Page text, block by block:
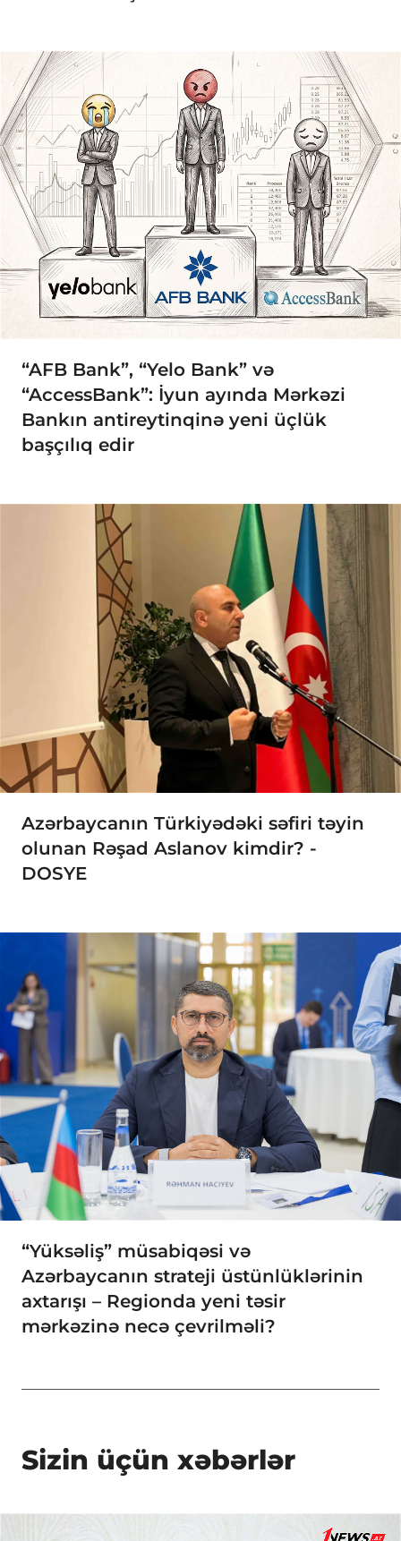
“AFB Bank”, “Yelo Bank” və
“AccessBank”: İyun ayında Mərkəzi
Bankın antireytinqinə yeni üçlük
başçılıq edir
Azərbaycanın Türkiyədəki səfiri təyin
olunan Rəşad Aslanov kimdir? -
DOSYE
“Yüksəliş” müsabiqəsi və
Azərbaycanın strateji üstünlüklərinin
axtarışı – Regionda yeni təsir
mərkəzinə necə çevrilməli?
Sizin üçün xəbərlər